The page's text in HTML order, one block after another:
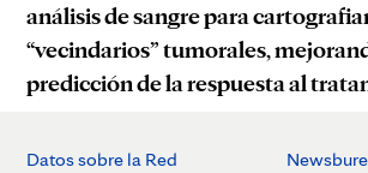
análisis de sangre para
“vecindarios” tumorales,
predicción de la respuesta al
Datos sobre la Red